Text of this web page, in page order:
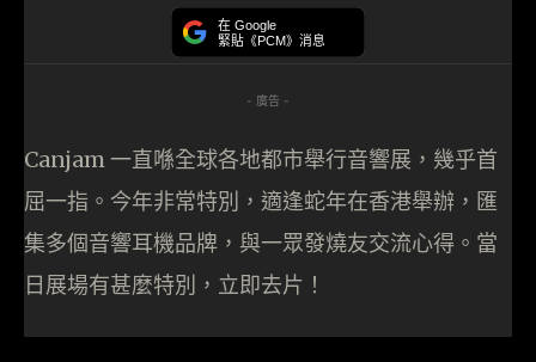
在 Google
緊貼《PCM》消息
- 廣告 -
Canjam 一直喺全球各地都市舉行音響展，幾乎首
屈一指。今年非常特別，適逢蛇年在香港舉辦，匯
集多個音響耳機品牌，與一眾發燒友交流心得。當
日展場有甚麼特別，立即去片！